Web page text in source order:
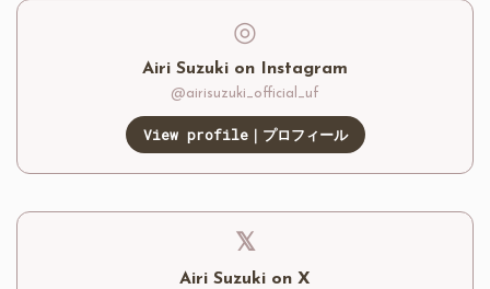
◎
Airi Suzuki on Instagram
@airisuzuki_official_uf
View profile｜プロフィール
𝕏
Airi Suzuki on X